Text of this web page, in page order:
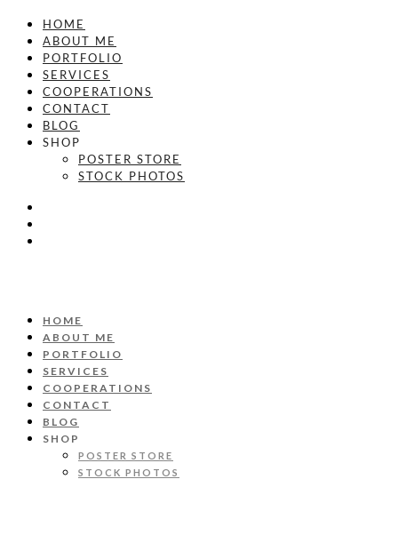
HOME
ABOUT ME
PORTFOLIO
SERVICES
COOPERATIONS
CONTACT
BLOG
SHOP
POSTER STORE
STOCK PHOTOS
HOME
ABOUT ME
PORTFOLIO
SERVICES
COOPERATIONS
CONTACT
BLOG
SHOP
POSTER STORE
STOCK PHOTOS